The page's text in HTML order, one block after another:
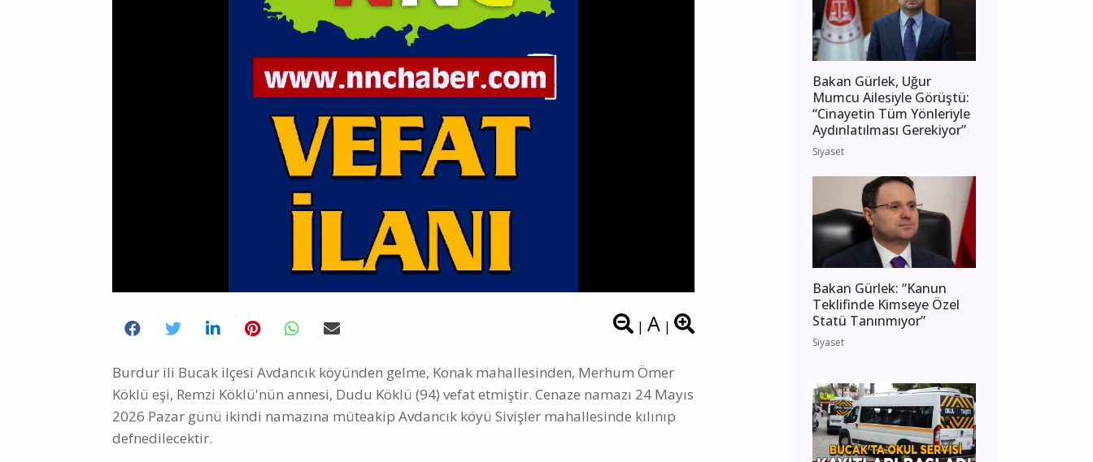
| A|
Burdur ili Bucak ilçesi Avdancık köyünden gelme, Konak mahallesinden, Merhum Ömer
Köklü eşi, Remzi Köklü'nün annesi, Dudu Köklü (94) vefat etmiştir. Cenaze namazı 24 Mayıs
2026 Pazar günü ikindi namazına müteakip Avdancık köyü Sivişler mahallesinde kılınıp
defnedilecektir.
Bakan Gürlek, Uğur
Mumcu Ailesiyle Görüştü:
“Cinayetin Tüm Yönleriyle
Aydınlatılması Gerekiyor”
Siyaset
Bakan Gürlek: “Kanun
Teklifinde Kimseye Özel
Statü Tanınmıyor”
Siyaset